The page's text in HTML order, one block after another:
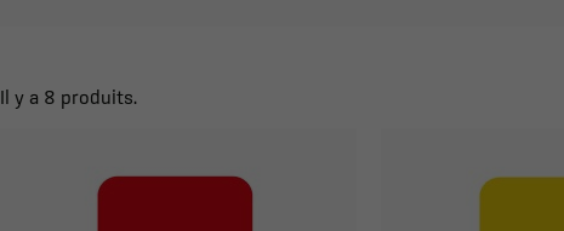
Il y a 8 produits.